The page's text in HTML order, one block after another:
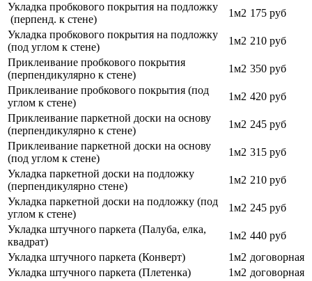
Укладка пробкового покрытия на подложку
(перпенд. к стене)
1м2 175 руб
Укладка пробкового покрытия на подложку
(под углом к стене)
1м2 210 руб
Приклеивание пробкового покрытия
(перпендикулярно к стене)
1м2 350 руб
Приклеивание пробкового покрытия (под
углом к стене)
1м2 420 руб
Приклеивание паркетной доски на основу
(перпендикулярно к стене)
1м2 245 руб
Приклеивание паркетной доски на основу
(под углом к стене)
1м2 315 руб
Укладка паркетной доски на подложку
(перпендикулярно стене)
1м2 210 руб
Укладка паркетной доски на подложку (под
углом к стене)
1м2 245 руб
Укладка штучного паркета (Палуба, елка,
квадрат)
1м2 440 руб
Укладка штучного паркета (Конверт)
1м2 договорная
Укладка штучного паркета (Плетенка)
1м2 договорная